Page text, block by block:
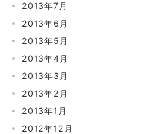
2013年7月
2013年6月
2013年5月
2013年4月
2013年3月
2013年2月
2013年1月
2012年12月